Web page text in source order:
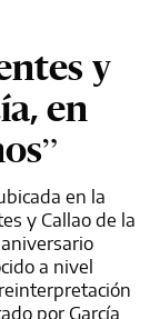
y
en
en la
y Callao de la
a nivel
por García